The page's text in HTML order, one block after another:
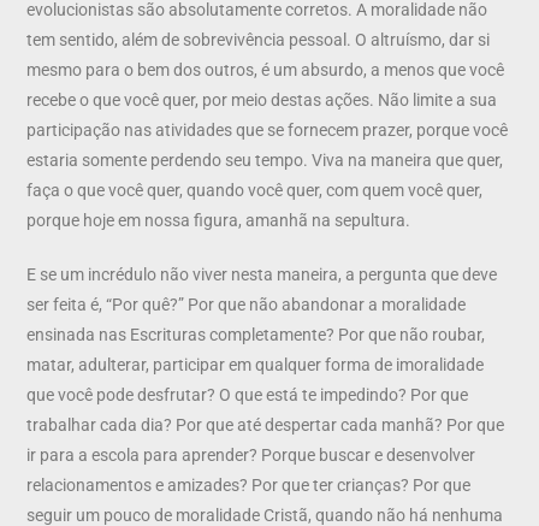
evolucionistas são absolutamente corretos. A moralidade não
tem sentido, além de sobrevivência pessoal. O altruísmo, dar si
mesmo para o bem dos outros, é um absurdo, a menos que você
recebe o que você quer, por meio destas ações. Não limite a sua
participação nas atividades que se fornecem prazer, porque você
estaria somente perdendo seu tempo. Viva na maneira que quer,
faça o que você quer, quando você quer, com quem você quer,
porque hoje em nossa figura, amanhã na sepultura.
E se um incrédulo não viver nesta maneira, a pergunta que deve
ser feita é, “Por quê?” Por que não abandonar a moralidade
ensinada nas Escrituras completamente? Por que não roubar,
matar, adulterar, participar em qualquer forma de imoralidade
que você pode desfrutar? O que está te impedindo? Por que
trabalhar cada dia? Por que até despertar cada manhã? Por que
ir para a escola para aprender? Porque buscar e desenvolver
relacionamentos e amizades? Por que ter crianças? Por que
seguir um pouco de moralidade Cristã, quando não há nenhuma